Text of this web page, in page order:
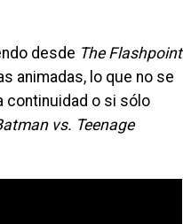
desde The Flashpoint
animadas, lo que no se
continuidad o si sólo
vs. Teenage